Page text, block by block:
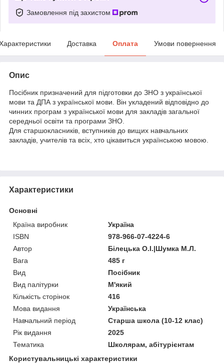
Замовлення під захистом
Доставка Оплата Умови повернення
Опис
Посібник призначений для підготовки до ЗНО з української
мови та ДПА з української мови. Він укладений відповідно до
чинних програм з української мови для закладів загальної
середньої освіти та програми ЗНО.
Для старшокласників, вступників до вищих навчальних
закладів, учителів та всіх, хто цікавиться українською мовою.
Характеристики
Основні
Країна виробник
Україна
ISBN
978-966-07-4224-6
Автор
Білецька О.І.|Шумка М.Л.
Вага
485 г
Вид
Посібник
Вид палітурки
М'який
Кількість сторінок
416
Мова видання
Українська
Навчальний період
Старша школа (10-12 клас)
Рік видання
2025
Тематика
Школярам, абітурієнтам
Користувальницькі характеристики